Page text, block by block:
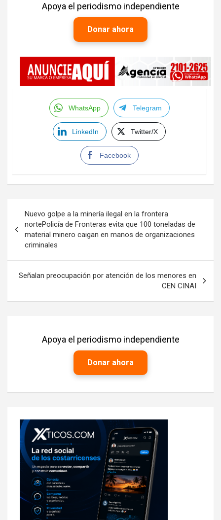
Apoya el periodismo independiente
Donar ahora
WhatsApp Telegram
LinkedIn Twitter/X
Facebook
entradas
Nuevo golpe a la minería ilegal en la frontera
nortePolicía de Fronteras evita que 100 toneladas de
material minero caigan en manos de organizaciones
criminales
Señalan preocupación por atención de los menores en
CEN CINAI
Apoya el periodismo independiente
Donar ahora